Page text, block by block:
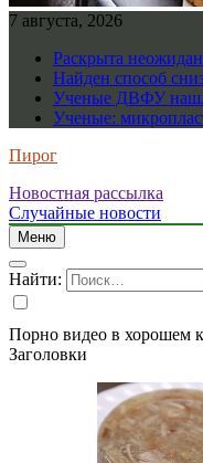
7 августа, 2026
Раскрыта
Найден способ
Ученые ДВФУ
Ученые:
Пирог
Новостная рассылка
Случайные новости
Меню
Найти:
Порно видео в хорошем
Заголовки